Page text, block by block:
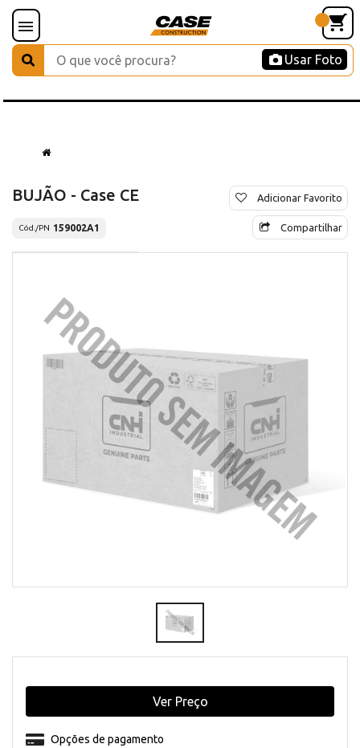
Usar Foto
BUJÃO - Case CE
Cód./PN 159002A1
Adicionar Favorito
Compartilhar
Opções de pagamento
Ver Preço